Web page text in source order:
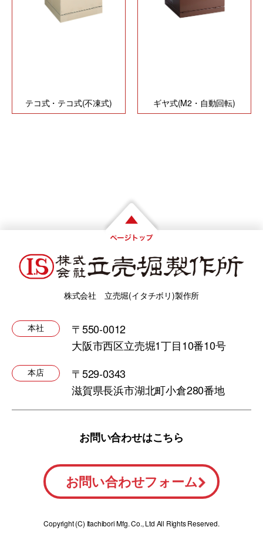
テコ式・テコ式(不凍式) ギヤ式(M2・自動回転)
株式会社 立売堀(イタチボリ)製作所
本社
〒550-0012
大阪市西区立売堀1丁目10番10号
本店
〒529-0343
滋賀県長浜市湖北町小倉280番地
お問い合わせはこちら
お問い合わせフォーム
Copyright (C) Itachibori Mfg. Co., Ltd All Rights Reserved.